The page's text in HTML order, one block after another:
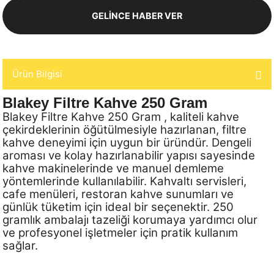
GELİNCE HABER VER
Ürün Bilgisi
Blakey Filtre Kahve 250 Gram
Blakey Filtre Kahve 250 Gram , kaliteli kahve
çekirdeklerinin öğütülmesiyle hazırlanan, filtre
kahve deneyimi için uygun bir üründür. Dengeli
aroması ve kolay hazırlanabilir yapısı sayesinde
kahve makinelerinde ve manuel demleme
yöntemlerinde kullanılabilir. Kahvaltı servisleri,
cafe menüleri, restoran kahve sunumları ve
günlük tüketim için ideal bir seçenektir. 250
gramlık ambalajı tazeliği korumaya yardımcı olur
ve profesyonel işletmeler için pratik kullanım
sağlar.